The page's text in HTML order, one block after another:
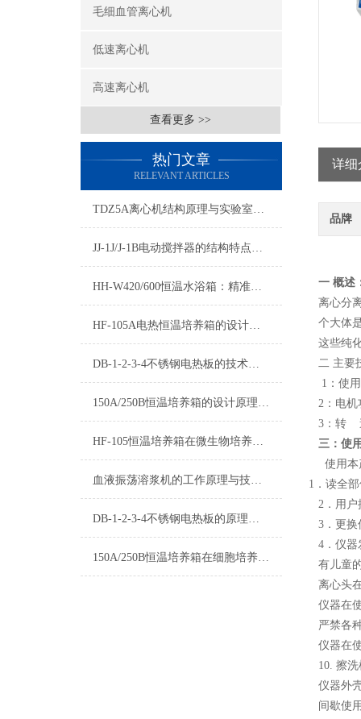
毛细血管离心机
低速离心机
高速离心机
查看更多 >>
热门文章
RELEVANT ARTICLES
TDZ5A离心机结构原理与实验室常规应用详解
JJ-1J/J-1B电动搅拌器的结构特点与实验室搅拌应用
HH-W420/600恒温水浴箱：精准控温的实验室恒温解决方案
HF-105A电热恒温培养箱的设计原理与性能分析
DB-1-2-3-4不锈钢电热板的技术优势分析
150A/250B恒温培养箱的设计原理与技术特点
HF-105恒温培养箱在微生物培养中的应用
血液振荡溶浆机的工作原理与技术优化
DB-1-2-3-4不锈钢电热板的原理和用途及操作应用领域有哪些？
150A/250B恒温培养箱在细胞培养中的应用
详细
品牌
一 概述
离心分
个大体
这些纯
二 主要
1：使
2：电
3：转
三：使
使用本
1．读全
2．用户
3．更换
4．仪器
有儿童
离心头
仪器在
严禁各
仪器在
10. 擦
仪器外
间歇使